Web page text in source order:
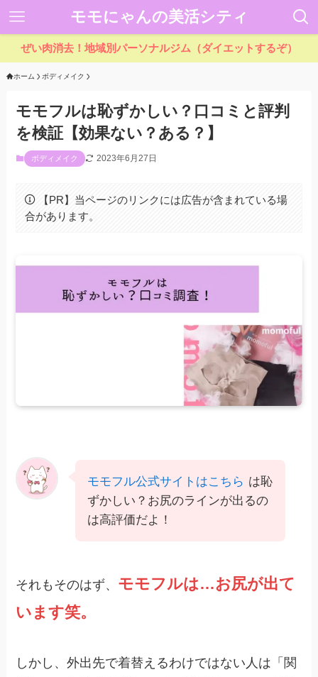
モモにゃんの美活シティ
ぜい肉消去！地域別パーソナルジム（ダイエットするぞ）
ホーム ボディメイク
モモフルは恥ずかしい？口コミと評判
を検証【効果ない？ある？】
ボディメイク 2023年6月27日
【PR】当ページのリンクには広告が含まれている場
合があります。
モモフル公式サイトはこちら は恥
ずかしい？お尻のラインが出るの
は高評価だよ！
それもそのはず、 モモフルは…お尻が出て
います笑。
しかし、外出先で着替えるわけではない人は「関